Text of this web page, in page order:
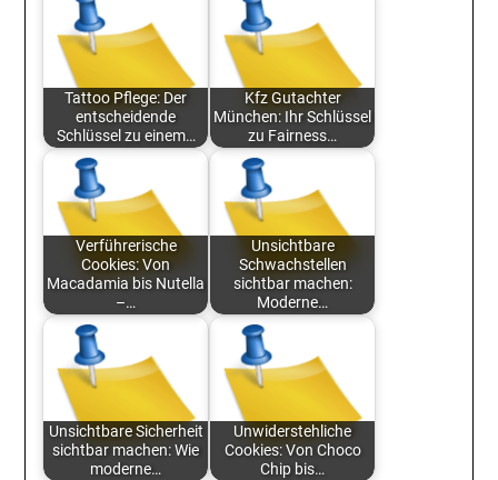
Tattoo Pflege: Der
entscheidende
Schlüssel zu einem…
Kfz Gutachter
München: Ihr Schlüssel
zu Fairness…
Verführerische
Cookies: Von
Macadamia bis Nutella
–…
Unsichtbare
Schwachstellen
sichtbar machen:
Moderne…
Unsichtbare Sicherheit
sichtbar machen: Wie
moderne…
Unwiderstehliche
Cookies: Von Choco
Chip bis…